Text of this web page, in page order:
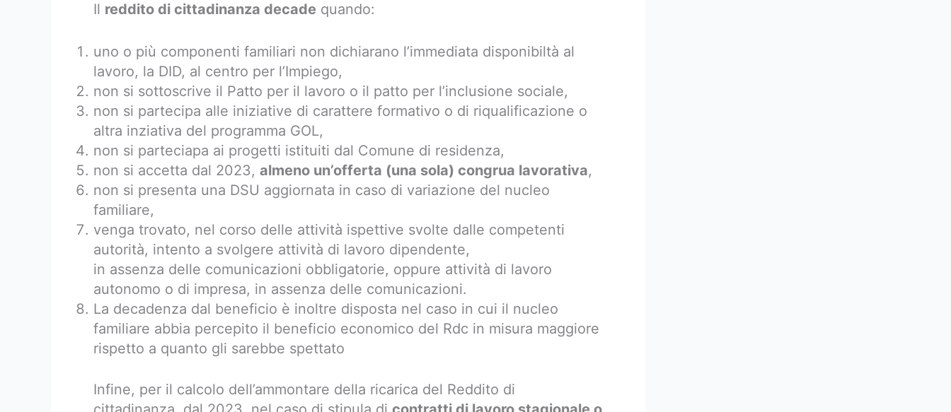
Il reddito di cittadinanza decade quando:
uno o più componenti familiari non dichiarano l’immediata disponibiltà al
lavoro, la DID, al centro per l’Impiego,
non si sottoscrive il Patto per il lavoro o il patto per l’inclusione sociale,
non si partecipa alle iniziative di carattere formativo o di riqualificazione o
altra inziativa del programma GOL,
non si parteciapa ai progetti istituiti dal Comune di residenza,
non si accetta dal 2023, almeno un’offerta (una sola) congrua lavorativa,
non si presenta una DSU aggiornata in caso di variazione del nucleo
familiare,
venga trovato, nel corso delle attività ispettive svolte dalle competenti
autorità, intento a svolgere attività di lavoro dipendente,
in assenza delle comunicazioni obbligatorie, oppure attività di lavoro
autonomo o di impresa, in assenza delle comunicazioni.
La decadenza dal beneficio è inoltre disposta nel caso in cui il nucleo
familiare abbia percepito il beneficio economico del Rdc in misura maggiore
rispetto a quanto gli sarebbe spettato
Infine, per il calcolo dell’ammontare della ricarica del Reddito di